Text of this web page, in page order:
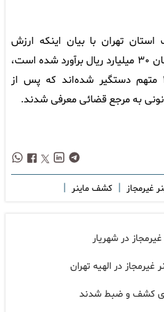
تهران با بیان اینکه ارزش
ماینرهای مکشوفه توسط کارشناسان ۳۰ میلیارد ریال برآورد شده است،
خاطرنشان کرد: در این رابطه ۳ متهم دستگیر شده‌اند که پس از
به مرجع قضائی معرفی شدند.
غیرمجاز | کشف ماینر |
کشف و ضبط شدند